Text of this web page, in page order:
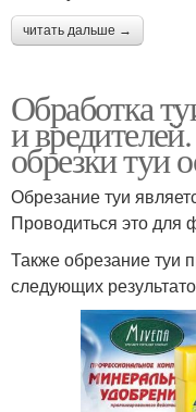
читать дальше →
Обработка
и
обрезки туи
Обрезание туи
Проводиться это для
Также обрезание туи
следующих